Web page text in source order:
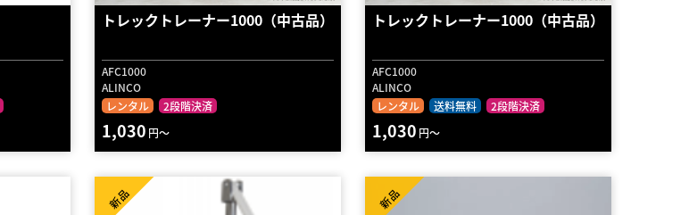
トレックトレーナー1000（中古品）
AFC1000
ALINCO
レンタル
2段階決済
1,030 円～
トレックトレーナー1000（中古品）
AFC1000
ALINCO
レンタル
送料無料 2段階決済
1,030 円～
新品 新品